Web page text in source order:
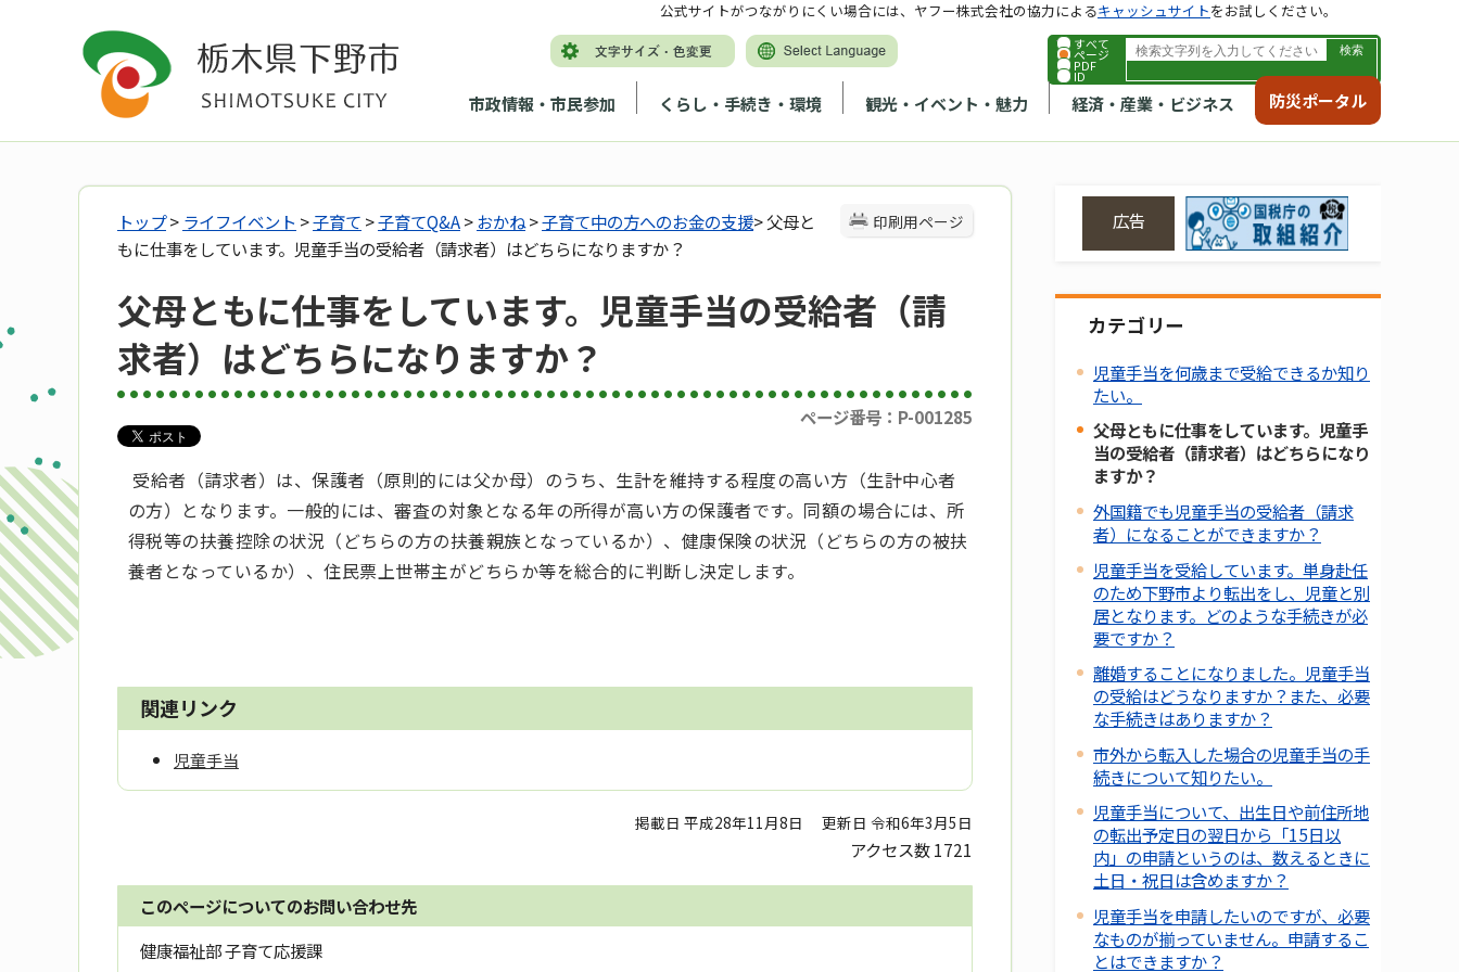
すべて
ページ
PDF
ID
市政情報・市民参加 くらし・手続き・環境 観光・イベント・魅力 経済・産業・ビジネス 防災ポータル
公式サイトがつながりにくい場合には、ヤフー株式会社の協力によるキャッシュサイトをお試しください。
印刷用ページ
トップ> ライフイベント >子育て >子育てQ&A>おかね>子育て中の方へのお金の支援> 父母と
もに仕事をしています。児童手当の受給者（請求者）はどちらになりますか？
父母ともに仕事をしています。児童手当の受給者（請
求者）はどちらになりますか？
ページ番号：P-001285
受給者（請求者）は、保護者（原則的には父か母）のうち、生計を維持する程度の高い方（生計中心者
の方）となります。一般的には、審査の対象となる年の所得が高い方の保護者です。同額の場合には、所
得税等の扶養控除の状況（どちらの方の扶養親族となっているか）、健康保険の状況（どちらの方の被扶
養者となっているか）、住民票上世帯主がどちらか等を総合的に判断し決定します。
関連リンク
児童手当
掲載日 平成28年11月8日 更新日 令和6年3月5日
アクセス数1721
このページについてのお問い合わせ先
健康福祉部 子育て応援課
広告
カテゴリー
児童手当を何歳まで受給できるか知り
たい。
父母ともに仕事をしています。児童手
当の受給者（請求者）はどちらになり
ますか？
外国籍でも児童手当の受給者（請求
者）になることができますか？
児童手当を受給しています。単身赴任
のため下野市より転出をし、児童と別
居となります。どのような手続きが必
要ですか？
離婚することになりました。児童手当
の受給はどうなりますか？また、必要
な手続きはありますか？
市外から転入した場合の児童手当の手
続きについて知りたい。
児童手当について、出生日や前住所地
の転出予定日の翌日から「15日以
内」の申請というのは、数えるときに
土日・祝日は含めますか？
児童手当を申請したいのですが、必要
なものが揃っていません。申請するこ
とはできますか？